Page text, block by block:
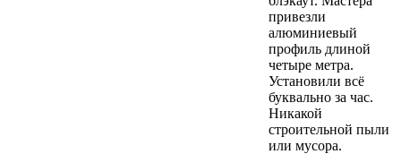
привезли
алюминиевый
профиль длиной
четыре метра.
Установили всё
буквально за час.
Никакой
строительной пыли
или мусора.